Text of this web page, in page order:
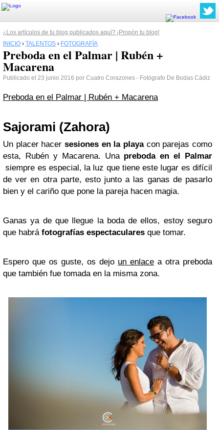
¿Los artículos de tu blog publicados aquí? ¡Propón tu blog!
INICIO › TALENTOS › FOTOGRAFÍA
Preboda en el Palmar | Rubén +
Macarena
Publicado el 23 junio 2016 por Cuatro Corazones - Fotógrafo De Bodas Cádiz
Preboda en el Palmar | Rubén + Macarena
Sajorami (Zahora)
Un placer hacer sesiones en la playacon parejas como
esta, Rubén y Macarena. Una preboda en el Palmar
siempre es especial, la luz que tiene este lugar es difícil
de ver en otra parte, esto junto a las ganas de pasarlo
bien y el cariño que pone la pareja hacen magia.
Ganas ya de que llegue la boda de ellos, estoy seguro
que habrá fotografías espectaculares que tomar.
Espero que os guste, os dejo un enlace a otra preboda
que también fue tomada en la misma zona.